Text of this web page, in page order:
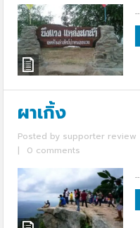
...
ผาเกิ้ง
Posted by supporter review
|
0 comments
...